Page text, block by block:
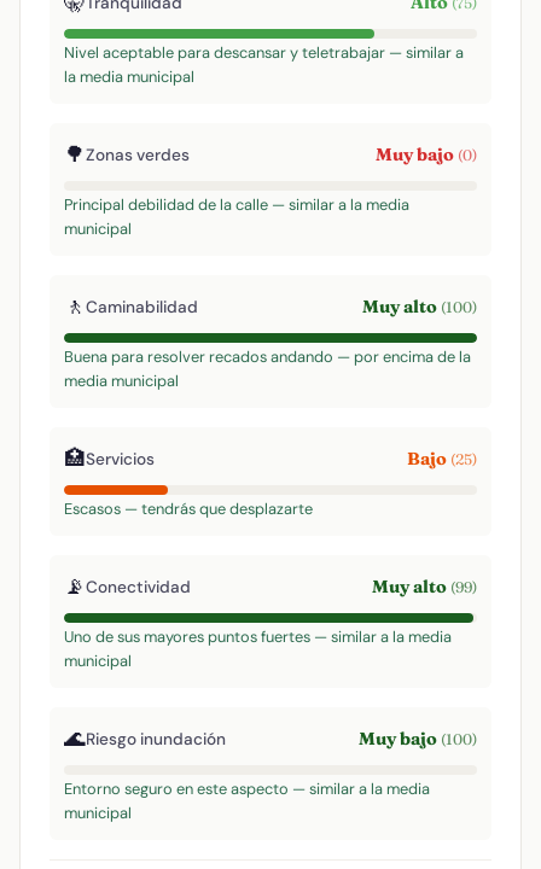
Nivel aceptable para descansar y teletrabajar — similar a
la media municipal
🌳Zonas verdes Muy bajo (0)
Principal debilidad de la calle — similar a la media
municipal
🚶 Caminabilidad Muy alto (100)
Buena para resolver recados andando — por encima de la
media municipal
🏥Servicios Bajo (25)
Escasos — tendrás que desplazarte
📡Conectividad Muy alto (99)
Uno de sus mayores puntos fuertes — similar a la media
municipal
🌊Riesgo inundación Muy bajo (100)
Entorno seguro en este aspecto — similar a la media
municipal